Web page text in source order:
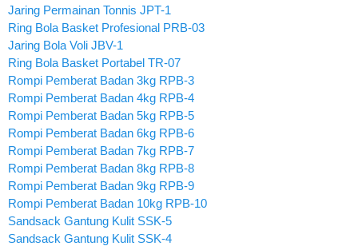
Jaring Permainan Tonnis JPT-1
Ring Bola Basket Profesional PRB-03
Jaring Bola Voli JBV-1
Ring Bola Basket Portabel TR-07
Rompi Pemberat Badan 3kg RPB-3
Rompi Pemberat Badan 4kg RPB-4
Rompi Pemberat Badan 5kg RPB-5
Rompi Pemberat Badan 6kg RPB-6
Rompi Pemberat Badan 7kg RPB-7
Rompi Pemberat Badan 8kg RPB-8
Rompi Pemberat Badan 9kg RPB-9
Rompi Pemberat Badan 10kg RPB-10
Sandsack Gantung Kulit SSK-5
Sandsack Gantung Kulit SSK-4